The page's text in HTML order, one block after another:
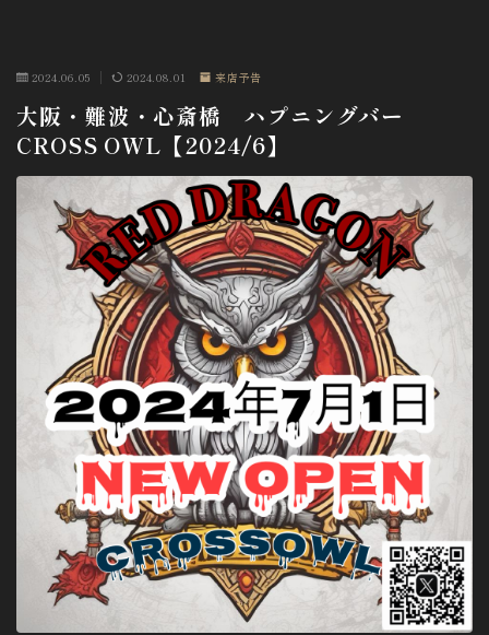
2024.06.05 2024.08.01 来店予告
大阪・難波・心斎橋 ハプニングバー
CROSS OWL【2024/6】